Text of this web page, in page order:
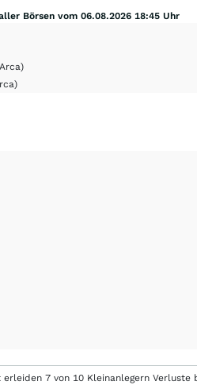
Börsen vom 06.08.2026 18:45 Uhr
erleiden 7 von 10 Kleinanlegern